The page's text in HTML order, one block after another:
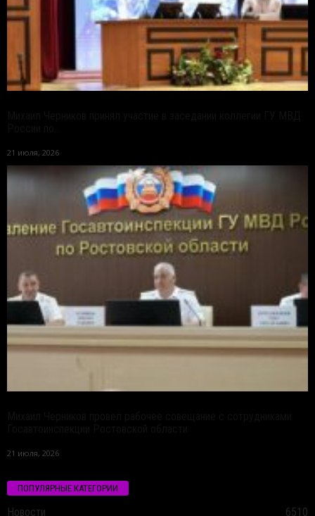
21 июля, 2026
21 июля, 2026
ПОПУЛЯРНЫЕ КАТЕГОРИИ
Новости 6510